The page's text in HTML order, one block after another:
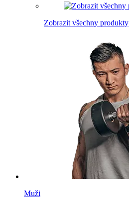
Zobrazit všechny produkty
Muži